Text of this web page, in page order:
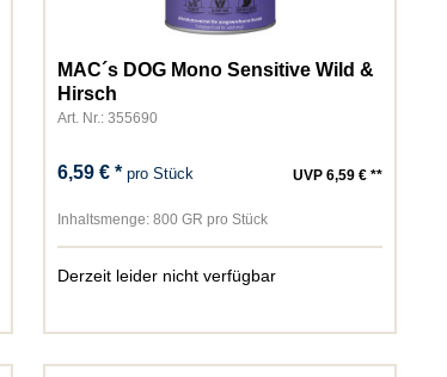
MAC´s DOG Mono Sensitive Wild &
Hirsch
Art. Nr.: 355690
6,59 € *pro Stück UVP 6,59 € **
Inhaltsmenge: 800 GR pro Stück
Derzeit leider nicht verfügbar